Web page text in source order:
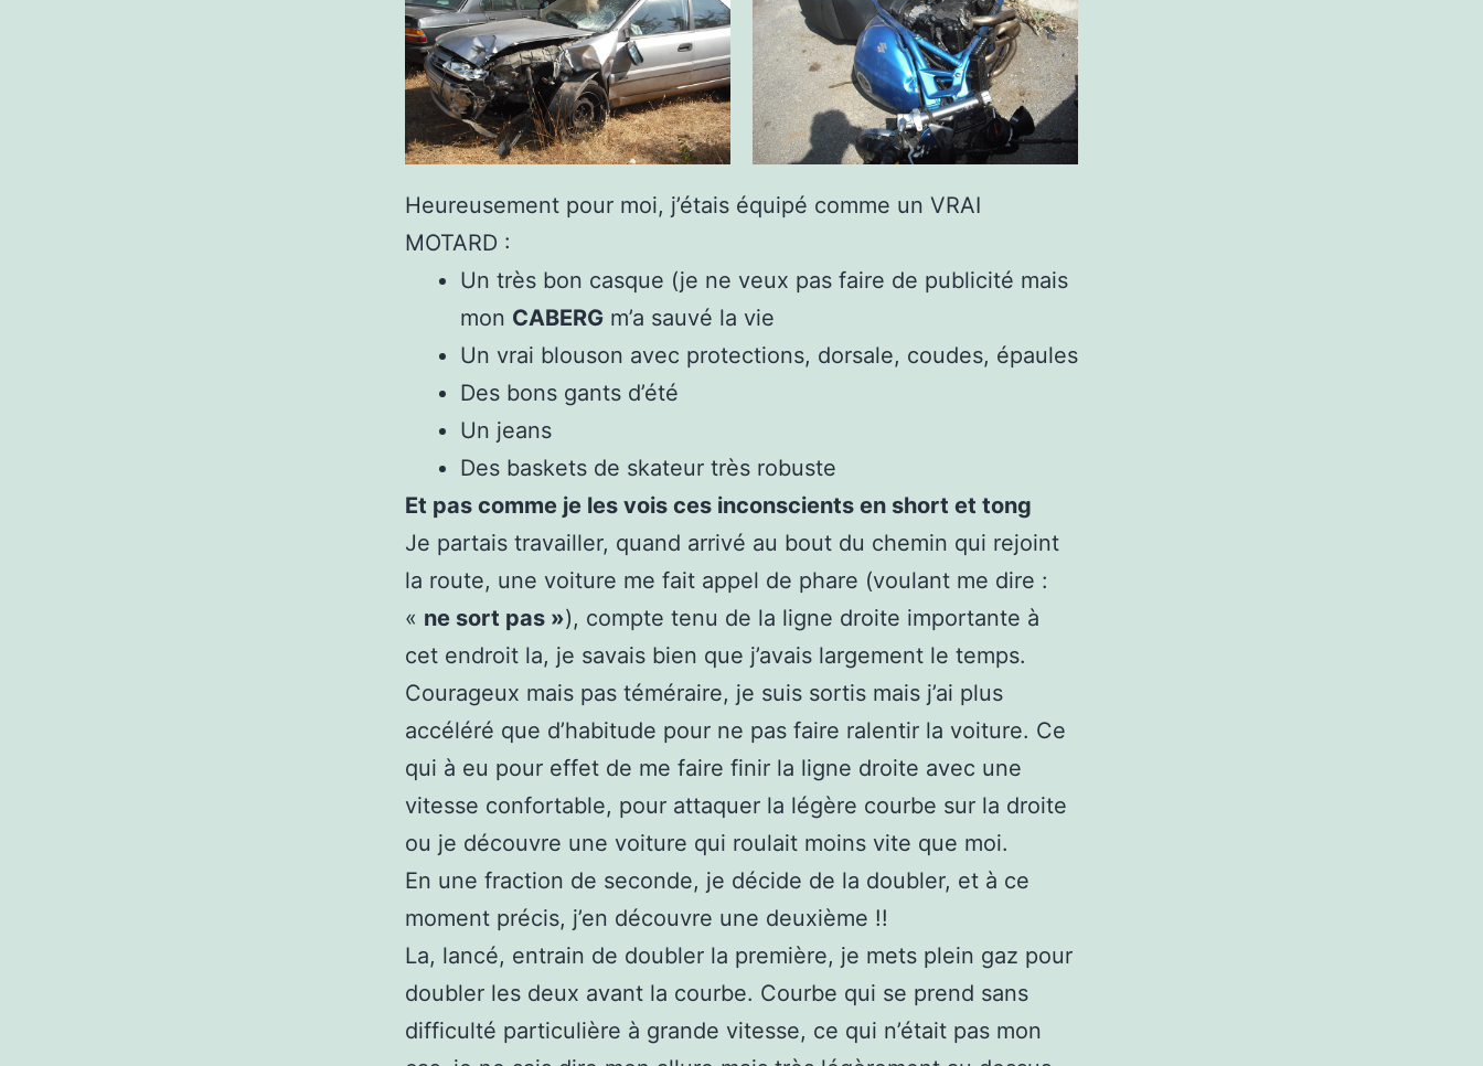
Heureusement pour moi, j’étais équipé comme un VRAI
MOTARD :
Un très bon casque (je ne veux pas faire de publicité mais
mon CABERG m’a sauvé la vie
Un vrai blouson avec protections, dorsale, coudes, épaules
Des bons gants d’été
Un jeans
Des baskets de skateur très robuste
Et pas comme je les vois ces inconscients en short et tong
Je partais travailler, quand arrivé au bout du chemin qui rejoint
la route, une voiture me fait appel de phare (voulant me dire :
« ne sort pas »), compte tenu de la ligne droite importante à
cet endroit la, je savais bien que j’avais largement le temps.
Courageux mais pas téméraire, je suis sortis mais j’ai plus
accéléré que d’habitude pour ne pas faire ralentir la voiture. Ce
qui à eu pour effet de me faire finir la ligne droite avec une
vitesse confortable, pour attaquer la légère courbe sur la droite
ou je découvre une voiture qui roulait moins vite que moi.
En une fraction de seconde, je décide de la doubler, et à ce
moment précis, j’en découvre une deuxième !!
La, lancé, entrain de doubler la première, je mets plein gaz pour
doubler les deux avant la courbe. Courbe qui se prend sans
difficulté particulière à grande vitesse, ce qui n’était pas mon